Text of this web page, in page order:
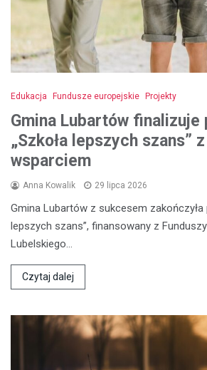
Edukacja Fundusze europejskie Projekty
Gmina Lubartów finalizuje
„Szkoła lepszych szans”
wsparciem
Anna Kowalik 29 lipca 2026
Gmina Lubartów z sukcesem zakończyła
lepszych szans”, finansowany z
Lubelskiego…
Czytaj dalej